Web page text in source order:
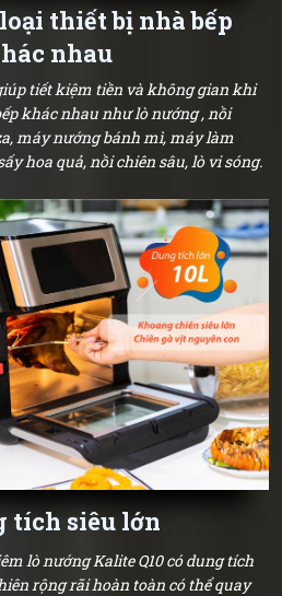
thiết bị nhà bếp
nhau
tiết kiệm tiền và không gian khi
khác nhau như lò nướng , nồi
máy nướng bánh mì, máy làm
hoa quả, nồi chiên sâu, lò vi sóng.
tích siêu lớn
lò nướng Kalite Q10 có dung tích
rộng rãi hoàn toàn có thể quay